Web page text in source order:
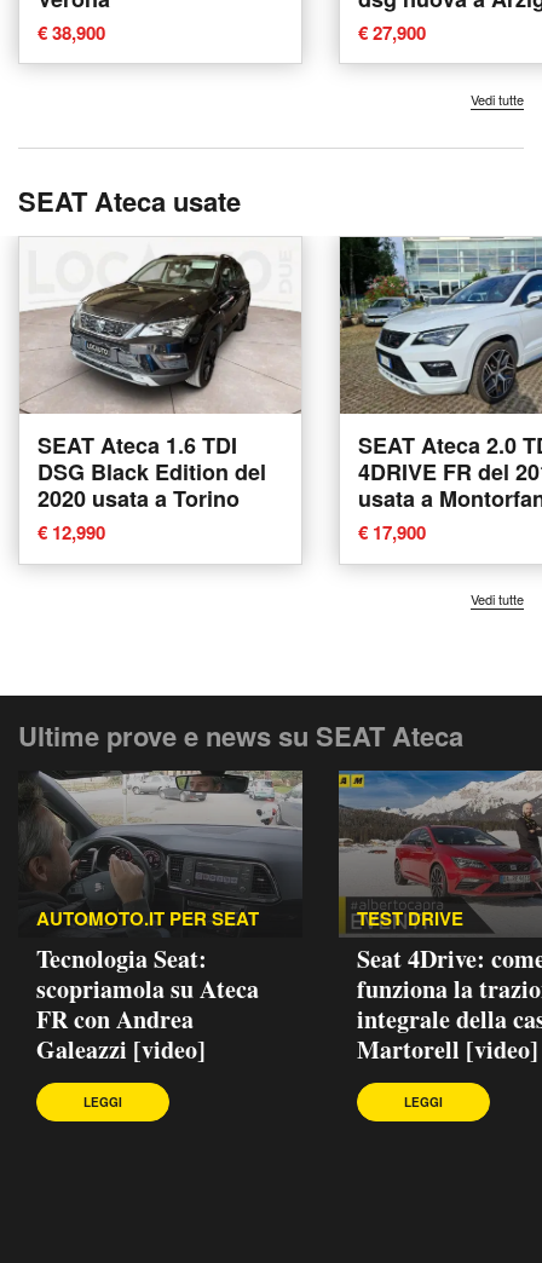
€ 38,900 € 27,900
Vedi tutte
SEAT Ateca usate
SEAT Ateca 1.6 TDI
DSG Black Edition del
2020 usata a Torino
€ 12,990
SEAT Ateca 2.0
4DRIVE FR del
usata a
€ 17,900
Vedi tutte
Ultime prove e news su SEAT Ateca
AUTOMOTO.IT PER SEAT
Tecnologia Seat:
scopriamola su Ateca
FR con Andrea
Galeazzi [video]
LEGGI
TEST DRIVE
Seat 4Drive:
funziona la
integrale della
Martorell [video]
LEGGI